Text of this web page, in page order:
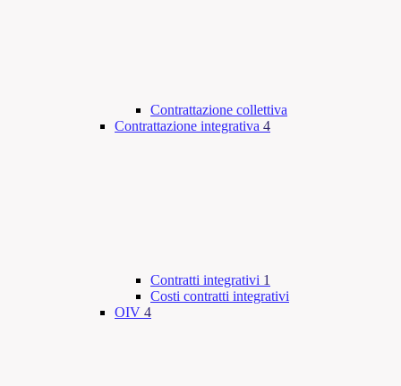
Contrattazione collettiva
Contrattazione integrativa 4
Contratti integrativi 1
Costi contratti integrativi
OIV 4